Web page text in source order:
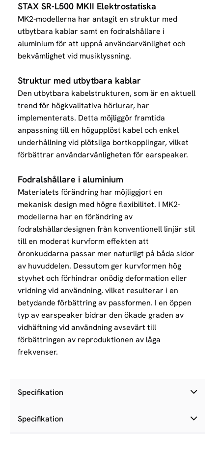
STAX SR-L500 MKII Elektrostatiska
MK2-modellerna har antagit en struktur med
utbytbara kablar samt en fodralshållare i
aluminium för att uppnå användarvänlighet och
bekvämlighet vid musiklyssning.
Struktur med utbytbara kablar
Den utbytbara kabelstrukturen, som är en aktuell
trend för högkvalitativa hörlurar, har
implementerats. Detta möjliggör framtida
anpassning till en högupplöst kabel och enkel
underhållning vid plötsliga bortkopplingar, vilket
förbättrar användarvänligheten för earspeaker.
Fodralshållare i aluminium
Materialets förändring har möjliggjort en
mekanisk design med högre flexibilitet. I MK2-
modellerna har en förändring av
fodralshållardesignen från konventionell linjär stil
till en moderat kurvform effekten att
öronkuddarna passar mer naturligt på båda sidor
av huvuddelen. Dessutom ger kurvformen hög
styvhet och förhindrar onödig deformation eller
vridning vid användning, vilket resulterar i en
betydande förbättring av passformen. I en öppen
typ av earspeaker bidrar den ökade graden av
vidhäftning vid användning avsevärt till
förbättringen av reproduktionen av låga
frekvenser.
Specifikation
Specifikation